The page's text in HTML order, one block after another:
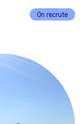
On recrute